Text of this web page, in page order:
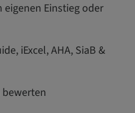
Einstieg oder
iExcel, AHA, SiaB &
bewerten